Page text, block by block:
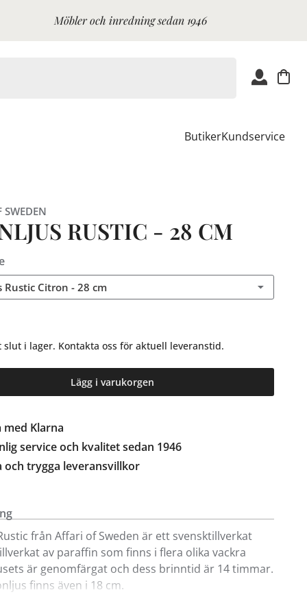
Möbler och inredning sedan 1946
ButikerKundservice
SWEDEN
RUSTIC - 28 CM
Rustic Citron - 28 cm
i lager. Kontakta oss för aktuell leveranstid.
Lägg i varukorgen
med Klarna
service och kvalitet sedan 1946
och trygga leveransvillkor
från Affari of Sweden är ett svensktillverkat
av paraffin som finns i flera olika vackra
är genomfärgat och dess brinntid är 14 timmar.
finns även i 18 cm.